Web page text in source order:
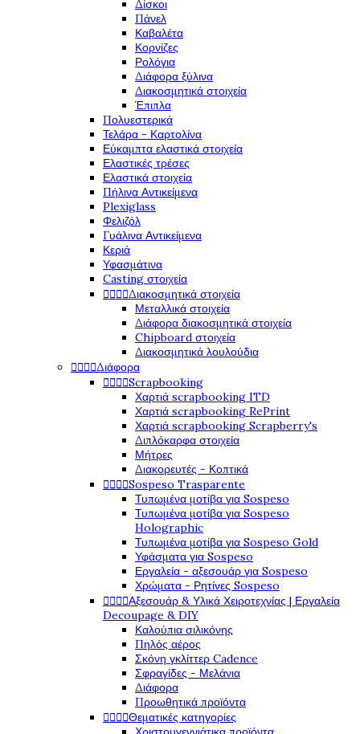
Δίσκοι
Πάνελ
Καβαλέτα
Κορνίζες
Ρολόγια
Διάφορα ξύλινα
Διακοσμητικά στοιχεία
Έπιπλα
Πολυεστερικά
Τελάρα - Καρτολίνα
Εύκαμπτα ελαστικά στοιχεία
Ελαστικές τρέσες
Ελαστικά στοιχεία
Πήλινα Αντικείμενα
Plexiglass
Φελιζόλ
Γυάλινα Αντικείμενα
Κεριά
Υφασμάτινα
Casting στοιχεία
Διακοσμητικά στοιχεία
Μεταλλικά στοιχεία
Διάφορα διακοσμητικά στοιχεία
Chipboard στοιχεία
Διακοσμητικά λουλούδια
Διάφορα
Scrapbooking
Χαρτιά scrapbooking ITD
Χαρτιά scrapbooking RePrint
Χαρτιά scrapbooking Scrapberry's
Διπλόκαρφα στοιχεία
Μήτρες
Διακορευτές - Κοπτικά
Sospeso Trasparente
Τυπωμένα μοτίβα για Sospeso
Τυπωμένα μοτίβα για Sospeso
Holographic
Τυπωμένα μοτίβα για Sospeso Gold
Υφάσματα για Sospeso
Εργαλεία - αξεσουάρ για Sospeso
Χρώματα - Ρητίνες Sospeso
Αξεσουάρ & Υλικά Χειροτεχνίας | Εργαλεία
Decoupage & DIY
Καλούπια σιλικόνης
Πηλός αέρος
Σκόνη γκλίττερ Cadence
Σφραγίδες - Μελάνια
Διάφορα
Προωθητικά προϊόντα
Θεματικές κατηγορίες